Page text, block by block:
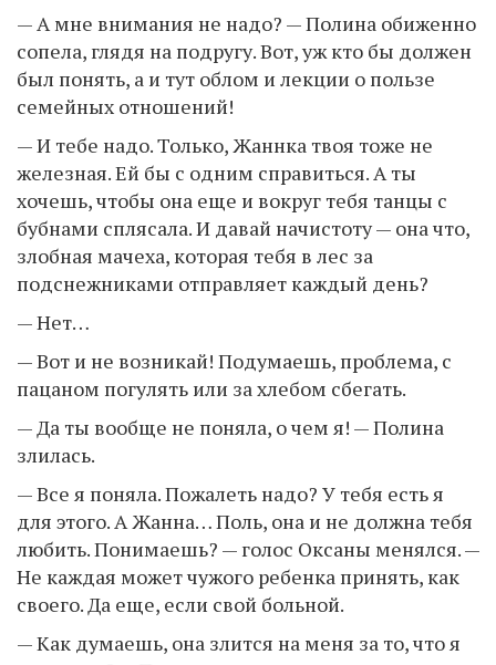
— А мне внимания не надо? — Полина обиженно
сопела, глядя на подругу. Вот, уж кто бы должен
был понять, а и тут облом и лекции о пользе
семейных отношений!
— И тебе надо. Только, Жаннка твоя тоже не
железная. Ей бы с одним справиться. А ты
хочешь, чтобы она еще и вокруг тебя танцы с
бубнами сплясала. И давай начистоту — она что,
злобная мачеха, которая тебя в лес за
подснежниками отправляет каждый день?
— Нет…
— Вот и не возникай! Подумаешь, проблема, с
пацаном погулять или за хлебом сбегать.
— Да ты вообще не поняла, о чем я! — Полина
злилась.
— Все я поняла. Пожалеть надо? У тебя есть я
для этого. А Жанна… Поль, она и не должна тебя
любить. Понимаешь? — голос Оксаны менялся. —
Не каждая может чужого ребенка принять, как
своего. Да еще, если свой больной.
— Как думаешь, она злится на меня за то, что я